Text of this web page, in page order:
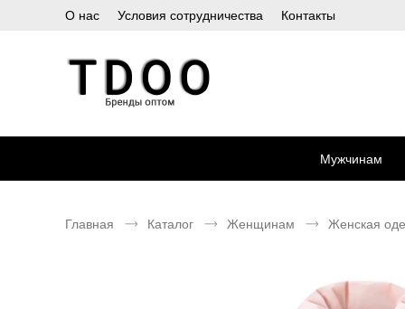
О нас Условия сотрудничества Контакты
Мужчинам
Главная Каталог Женщинам Женская